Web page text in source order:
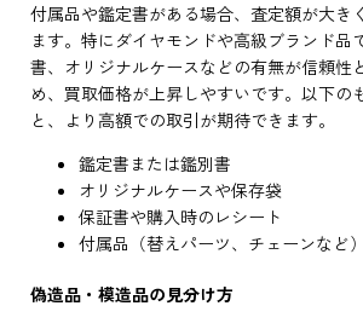
付属品や鑑定書がある場合、査定額が大き
ます。特にダイヤモンドや高級ブランド品
書、オリジナルケースなどの有無が信頼性
め、買取価格が上昇しやすいです。以下の
と、より高額での取引が期待できます。
鑑定書または鑑別書
オリジナルケースや保存袋
保証書や購入時のレシート
付属品（替えパーツ、チェーンなど）
偽造品・模造品の見分け方